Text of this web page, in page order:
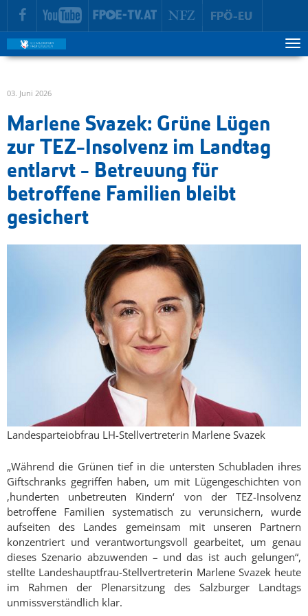
zur Hauptnavigation springen
zum Inhalt springen
03. Juni 2026
Marlene Svazek: Grüne Lügen
zur TEZ-Insolvenz im Landtag
entlarvt - Betreuung für
betroffene Familien bleibt
gesichert
Landesparteiobfrau LH-Stellvertreterin Marlene Svazek
„Während die Grünen tief in die untersten Schubladen ihres
Giftschranks gegriffen haben, um mit Lügengeschichten von
‚hunderten unbetreuten Kindern‘ von der TEZ-Insolvenz
betroffene Familien systematisch zu verunsichern, wurde
aufseiten des Landes gemeinsam mit unseren Partnern
konzentriert und verantwortungsvoll gearbeitet, um genau
dieses Szenario abzuwenden – und das ist auch gelungen“,
stellte Landeshauptfrau-Stellvertreterin Marlene Svazek heute
im Rahmen der Plenarsitzung des Salzburger Landtags
unmissverständlich klar.